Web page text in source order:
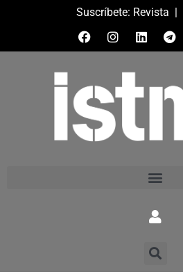
Suscríbete: Revista |